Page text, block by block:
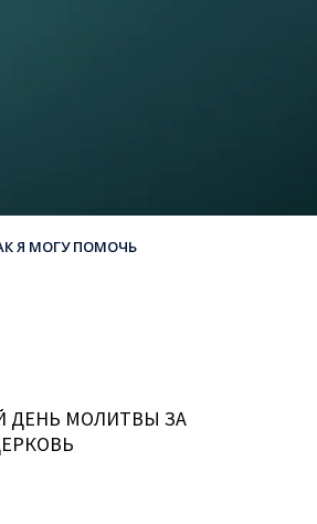
Я МОГУ ПОМОЧЬ
ДЕНЬ МОЛИТВЫ ЗА